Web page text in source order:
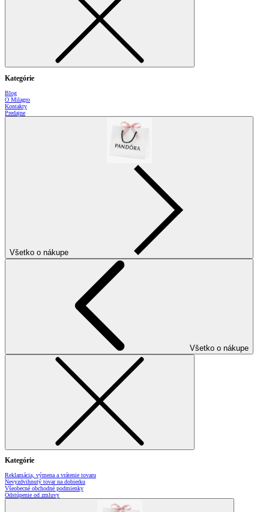
Kategórie
Blog
O Milagro
Kontakty
Predajne
Všetko o nákupe
Všetko o nákupe
Kategórie
Reklamácia, výmena a vrátenie tovaru
Nevyzdvihnutý tovar na dobierku
Všeobecné obchodné podmienky
Odstúpenie od zmluvy